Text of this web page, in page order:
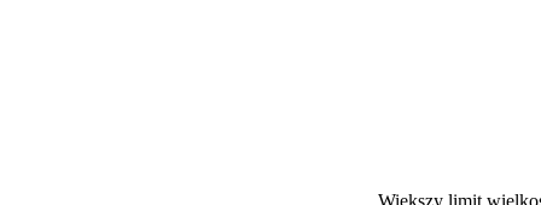
Większy limit